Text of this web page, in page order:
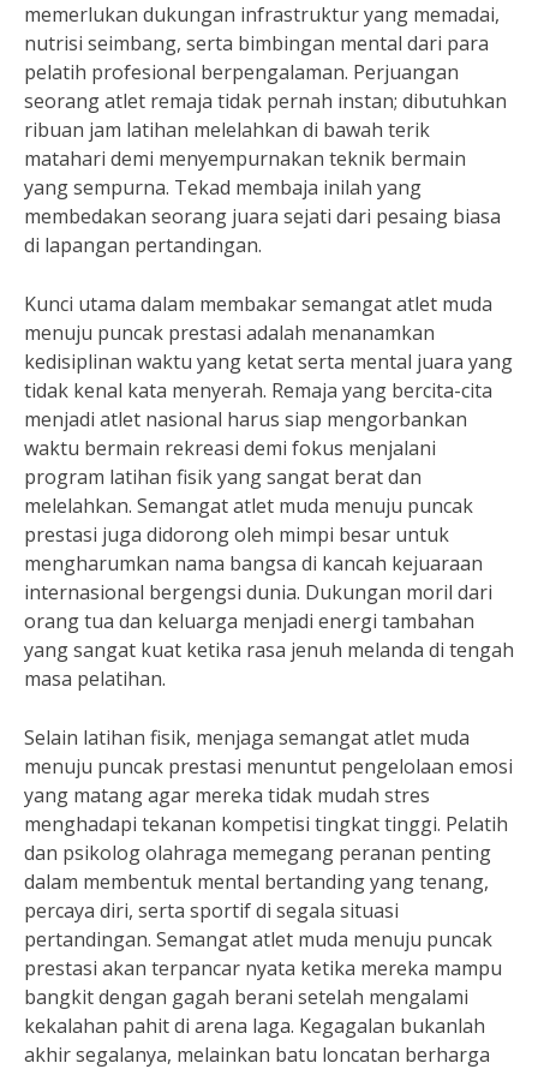
memerlukan dukungan infrastruktur yang memadai,
nutrisi seimbang, serta bimbingan mental dari para
pelatih profesional berpengalaman. Perjuangan
seorang atlet remaja tidak pernah instan; dibutuhkan
ribuan jam latihan melelahkan di bawah terik
matahari demi menyempurnakan teknik bermain
yang sempurna. Tekad membaja inilah yang
membedakan seorang juara sejati dari pesaing biasa
di lapangan pertandingan.
Kunci utama dalam membakar semangat atlet muda
menuju puncak prestasi adalah menanamkan
kedisiplinan waktu yang ketat serta mental juara yang
tidak kenal kata menyerah. Remaja yang bercita-cita
menjadi atlet nasional harus siap mengorbankan
waktu bermain rekreasi demi fokus menjalani
program latihan fisik yang sangat berat dan
melelahkan. Semangat atlet muda menuju puncak
prestasi juga didorong oleh mimpi besar untuk
mengharumkan nama bangsa di kancah kejuaraan
internasional bergengsi dunia. Dukungan moril dari
orang tua dan keluarga menjadi energi tambahan
yang sangat kuat ketika rasa jenuh melanda di tengah
masa pelatihan.
Selain latihan fisik, menjaga semangat atlet muda
menuju puncak prestasi menuntut pengelolaan emosi
yang matang agar mereka tidak mudah stres
menghadapi tekanan kompetisi tingkat tinggi. Pelatih
dan psikolog olahraga memegang peranan penting
dalam membentuk mental bertanding yang tenang,
percaya diri, serta sportif di segala situasi
pertandingan. Semangat atlet muda menuju puncak
prestasi akan terpancar nyata ketika mereka mampu
bangkit dengan gagah berani setelah mengalami
kekalahan pahit di arena laga. Kegagalan bukanlah
akhir segalanya, melainkan batu loncatan berharga